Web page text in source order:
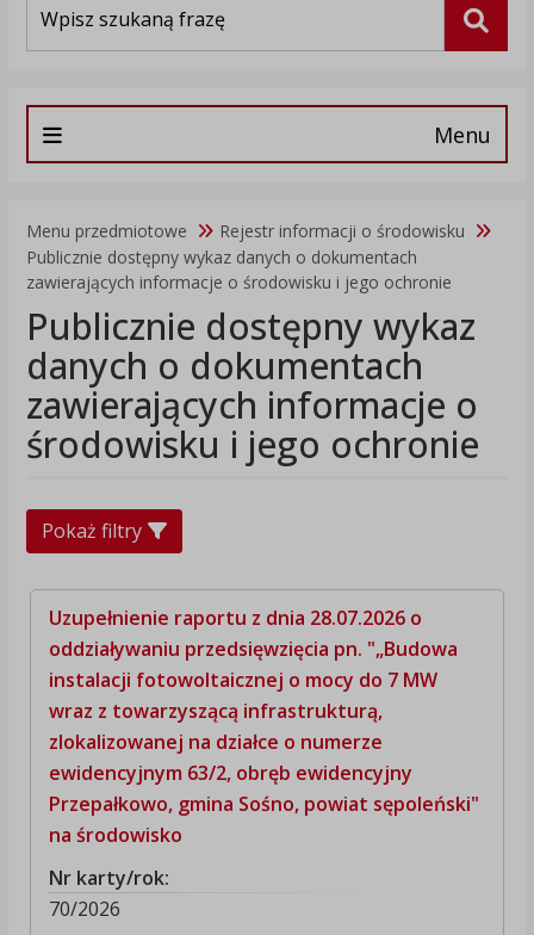
Menu
Menu przedmiotowe
Rejestr informacji o środowisku
Publicznie dostępny wykaz danych o dokumentach
zawierających informacje o środowisku i jego ochronie
Publicznie dostępny wykaz
danych o dokumentach
zawierających informacje o
środowisku i jego ochronie
Pokaż filtry
Uzupełnienie raportu z dnia 28.07.2026 o
oddziaływaniu przedsięwzięcia pn. "„Budowa
instalacji fotowoltaicznej o mocy do 7 MW
wraz z towarzyszącą infrastrukturą,
zlokalizowanej na działce o numerze
ewidencyjnym 63/2, obręb ewidencyjny
Przepałkowo, gmina Sośno, powiat sępoleński"
na środowisko
Nr karty/rok:
70/2026